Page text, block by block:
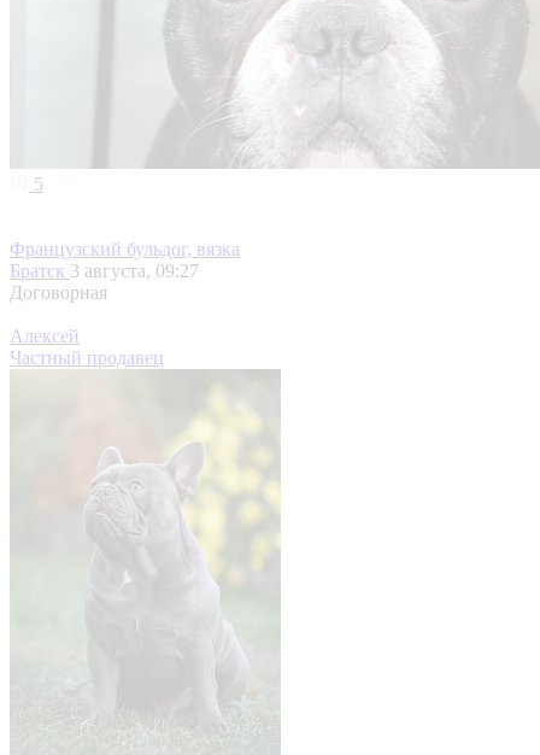
5
Французский бульдог, вязка
Братск 3 августа, 09:27
Договорная
Алексей
Частный продавец